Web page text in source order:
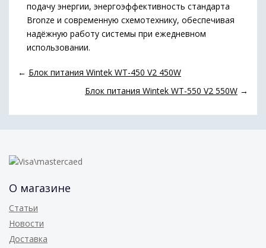
подачу энергии, энергоэффективность стандарта
Bronze и современную схемотехнику, обеспечивая
надёжную работу системы при ежедневном
использовании.
← Блок питания Wintek WT-450 V2 450W
Блок питания Wintek WT-550 V2 550W →
О магазине
Статьи
Новости
Доставка